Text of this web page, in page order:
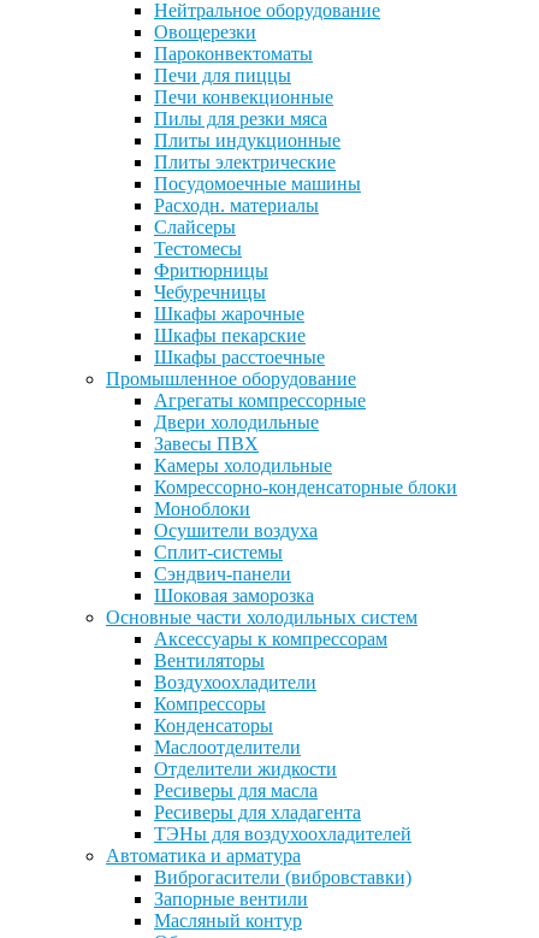
Нейтральное оборудование
Овощерезки
Пароконвектоматы
Печи для пиццы
Печи конвекционные
Пилы для резки мяса
Плиты индукционные
Плиты электрические
Посудомоечные машины
Расходн. материалы
Слайсеры
Тестомесы
Фритюрницы
Чебуречницы
Шкафы жарочные
Шкафы пекарские
Шкафы расстоечные
Промышленное оборудование
Агрегаты компрессорные
Двери холодильные
Завесы ПВХ
Камеры холодильные
Комрессорно-конденсаторные блоки
Моноблоки
Осушители воздуха
Сплит-системы
Сэндвич-панели
Шоковая заморозка
Основные части холодильных систем
Аксессуары к компрессорам
Вентиляторы
Воздухоохладители
Компрессоры
Конденсаторы
Маслоотделители
Отделители жидкости
Ресиверы для масла
Ресиверы для хладагента
ТЭНы для воздухоохладителей
Автоматика и арматура
Виброгасители (вибровставки)
Запорные вентили
Масляный контур